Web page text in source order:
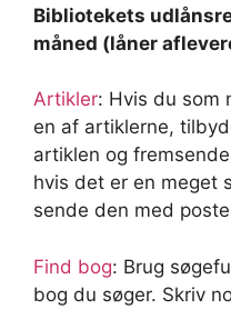
Bibliotekets
måned (låner
Artikler: Hvis du som
en af artiklerne,
artiklen og
hvis det er en meget
sende den med
Find bog: Brug
bog du søger. Skriv